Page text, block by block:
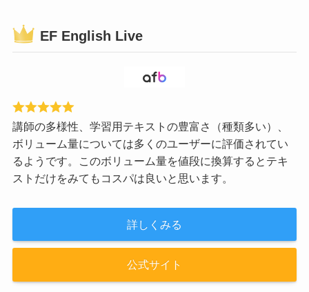
EF English Live
講師の多様性、学習用テキストの豊富さ（種類多い）、
ボリューム量については多くのユーザーに評価されてい
るようです。このボリューム量を値段に換算するとテキ
ストだけをみてもコスパは良いと思います。
詳しくみる
公式サイト